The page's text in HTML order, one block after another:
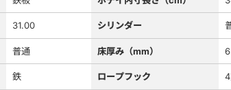
31.00 シリンダー
普通 床厚み（mm） 6
鉄 ロープフック